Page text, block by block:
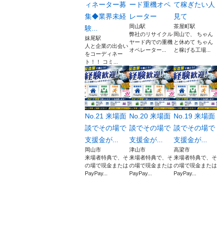
ィネーター募
集◆業界未経
験...
妹尾駅
人と企業の出会い
をコーディネー
ト！！ コミ...
ード重機オペ
レーター
岡山駅
弊社のリサイクル
ヤード内での重機
オペレーター...
て稼ぎたい人
見て
茶屋町駅
岡山で、 ちゃん
と休めて ちゃん
と稼げる工場...
No.21 来場面
談でその場で
支援金が...
岡山市
来場者特典で、そ
の場で現金または
PayPay...
No.20 来場面
談でその場で
支援金が...
津山市
来場者特典で、そ
の場で現金または
PayPay...
No.19 来場面
談でその場で
支援金が...
高梁市
来場者特典で、そ
の場で現金または
PayPay...